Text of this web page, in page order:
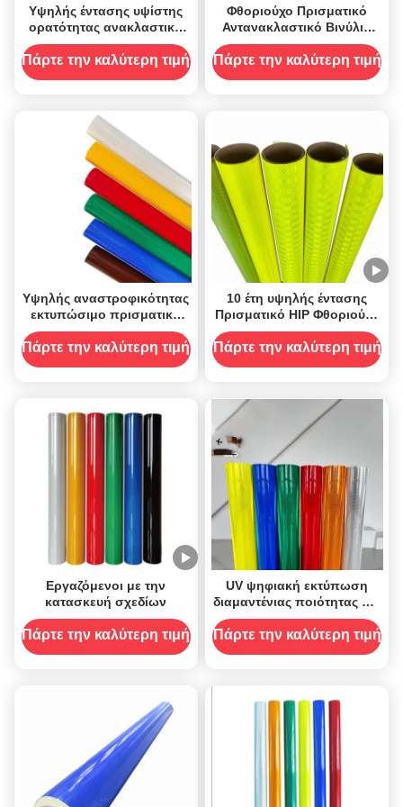
Υψηλής έντασης υψίστης
ορατότητας ανακλαστική
ταινία βινυλίου για
οχήματα σήματος
Πάρτε την καλύτερη τιμή
Φθοριούχο Πρισματικό
Αντανακλαστικό Βινύλιο
Ακρυλικό φύλλο Κίτρινο
Πράσινο
Πάρτε την καλύτερη τιμή
Υψηλής αναστροφικότητας
εκτυπώσιμο πρισματικό
EGP ανακλαστικό βινύλιο
για σήματα οδικής
Πάρτε την καλύτερη τιμή
10 έτη υψηλής έντασης
Πρισματικό HIP Φθοριούχο
Κίτρινο Πράσινο
Αντανάκλαστο Βινύλιο
Πάρτε την καλύτερη τιμή
Εργαζόμενοι με την
κατασκευή σχεδίων
Πάρτε την καλύτερη τιμή
UV ψηφιακή εκτύπωση
διαμαντένιας ποιότητας DG
αντανακλαστικό βινύλιο 10
έτη για τα σήματα οδικής
Πάρτε την καλύτερη τιμή